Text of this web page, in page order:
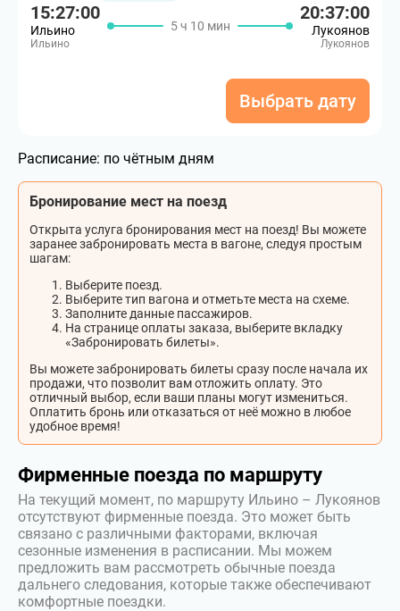
15:27:00
Ильино
Ильино
5 ч 10 мин
20:37:00
Лукоянов
Лукоянов
Выбрать дату
Расписание: по чётным дням
Бронирование мест на поезд
Открыта услуга бронирования мест на поезд! Вы можете
заранее забронировать места в вагоне, следуя простым
шагам:
Выберите поезд.
Выберите тип вагона и отметьте места на схеме.
Заполните данные пассажиров.
На странице оплаты заказа, выберите вкладку
«Забронировать билеты».
Вы можете забронировать билеты сразу после начала их
продажи, что позволит вам отложить оплату. Это
отличный выбор, если ваши планы могут измениться.
Оплатить бронь или отказаться от неё можно в любое
удобное время!
Фирменные поезда по маршруту
На текущий момент, по маршруту Ильино – Лукоянов
отсутствуют фирменные поезда. Это может быть
связано с различными факторами, включая
сезонные изменения в расписании. Мы можем
предложить вам рассмотреть обычные поезда
дальнего следования, которые также обеспечивают
комфортные поездки.